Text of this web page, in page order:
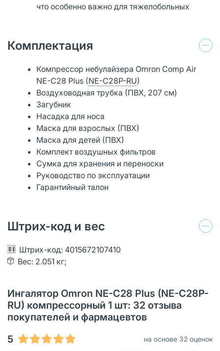
что особенно важно для тяжелобольных
Комплектация
Компрессор небулайзера Omron Comp Air
NE-C28 Plus (NE-C28P-RU)
Воздуховодная трубка (ПВХ, 207 см)
Загубник
Насадка для носа
Маска для взрослых (ПВХ)
Маска для детей (ПВХ)
Комплект воздушных фильтров
Сумка для хранения и переноски
Руководство по эксплуатации
Гарантийный талон
Штрих-код и вес
Штрих-код: 4015672107410
Вес: 2.051 кг;
Ингалятор Omron NE-C28 Plus (NE-C28P-
RU) компрессорный 1 шт: 32 отзыва
покупателей и фармацевтов
5
на основе 32 оценок